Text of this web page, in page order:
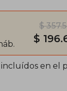
$
$
en el